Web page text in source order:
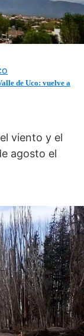
de Uco: vuelve a
viento y el
agosto el